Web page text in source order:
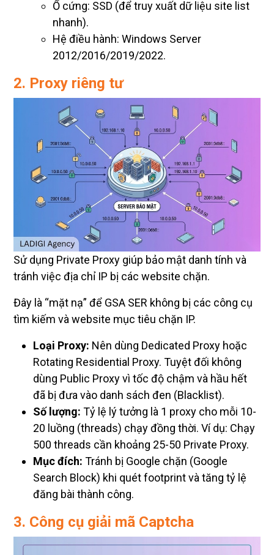
Ổ cứng: SSD (để truy xuất dữ liệu site list
nhanh).
Hệ điều hành: Windows Server
2012/2016/2019/2022.
2. Proxy riêng tư
Sử dụng Private Proxy giúp bảo mật danh tính và
tránh việc địa chỉ IP bị các website chặn.
Đây là “mặt nạ” để GSA SER không bị các công cụ
tìm kiếm và website mục tiêu chặn IP.
Loại Proxy: Nên dùng Dedicated Proxy hoặc
Rotating Residential Proxy. Tuyệt đối không
dùng Public Proxy vì tốc độ chậm và hầu hết
đã bị đưa vào danh sách đen (Blacklist).
Số lượng: Tỷ lệ lý tưởng là 1 proxy cho mỗi 10-
20 luồng (threads) chạy đồng thời. Ví dụ: Chạy
500 threads cần khoảng 25-50 Private Proxy.
Mục đích: Tránh bị Google chặn (Google
Search Block) khi quét footprint và tăng tỷ lệ
đăng bài thành công.
3. Công cụ giải mã Captcha